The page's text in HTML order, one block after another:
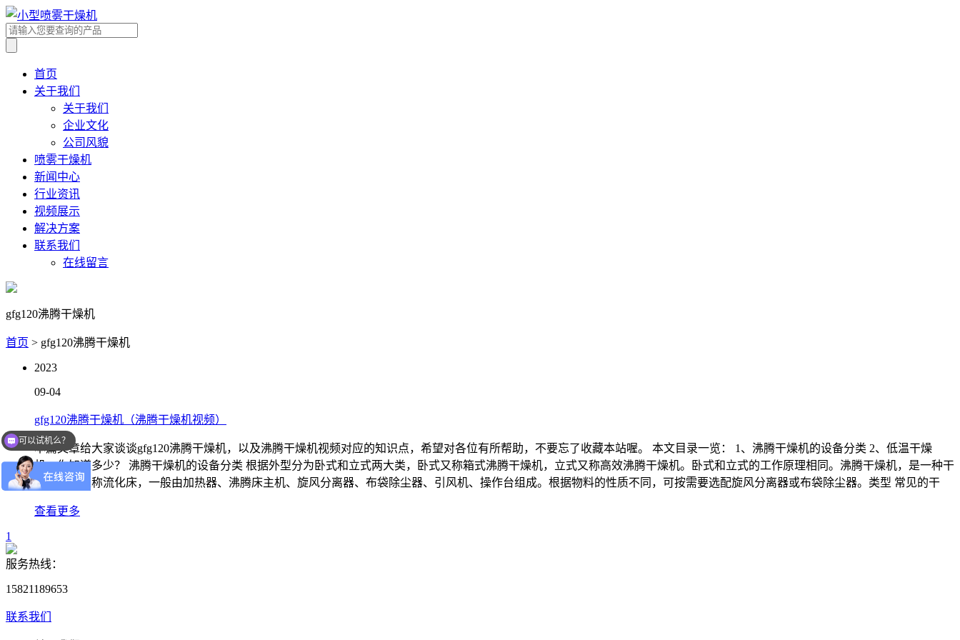
首页
关于我们
关于我们
企业文化
公司风貌
喷雾干燥机
新闻中心
行业资讯
视频展示
解决方案
联系我们
在线留言
gfg120沸腾干燥机
首页 > gfg120沸腾干燥机
2023
09-04
gfg120沸腾干燥机（沸腾干燥机视频）
本篇文章给大家谈谈gfg120沸腾干燥机，以及沸腾干燥机视频对应的知识点，希望对各位有所帮助，不要忘了收藏本站喔。 本文目录一览： 1、沸腾干燥机的设备分类 2、低温干燥
机，你知道多少？ 沸腾干燥机的设备分类 根据外型分为卧式和立式两大类，卧式又称箱式沸腾干燥机，立式又称高效沸腾干燥机。卧式和立式的工作原理相同。沸腾干燥机，是一种干
燥设备，又称流化床，一般由加热器、沸腾床主机、旋风分离器、布袋除尘器、引风机、操作台组成。根据物料的性质不同，可按需要选配旋风分离器或布袋除尘器。类型 常见的干
查看更多
1
服务热线：
15821189653
联系我们
可以试机么？